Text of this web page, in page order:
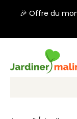
🎉 Offre du